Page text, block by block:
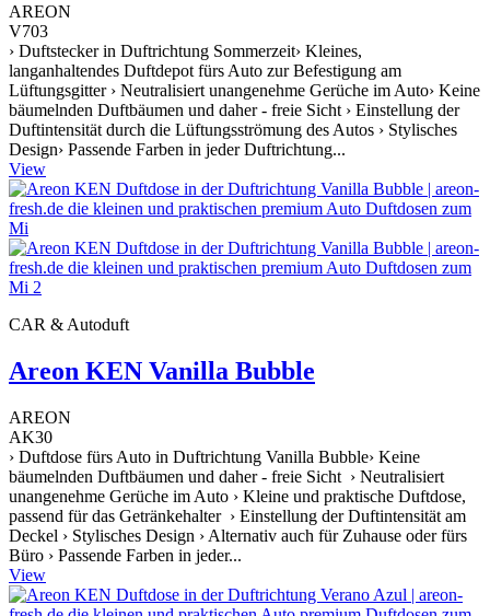
AREON
V703
› Duftstecker in Duftrichtung Sommerzeit› Kleines,
langanhaltendes Duftdepot fürs Auto zur Befestigung am
Lüftungsgitter › Neutralisiert unangenehme Gerüche im Auto› Keine
bäumelnden Duftbäumen und daher - freie Sicht › Einstellung der
Duftintensität durch die Lüftungsströmung des Autos › Stylisches
Design› Passende Farben in jeder Duftrichtung...
View
CAR & Autoduft
Areon KEN Vanilla Bubble
AREON
AK30
› Duftdose fürs Auto in Duftrichtung Vanilla Bubble› Keine
bäumelnden Duftbäumen und daher - freie Sicht › Neutralisiert
unangenehme Gerüche im Auto › Kleine und praktische Duftdose,
passend für das Getränkehalter › Einstellung der Duftintensität am
Deckel › Stylisches Design › Alternativ auch für Zuhause oder fürs
Büro › Passende Farben in jeder...
View